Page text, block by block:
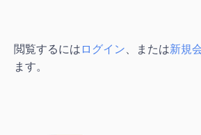
閲覧するには ログイン、または新規
ます。